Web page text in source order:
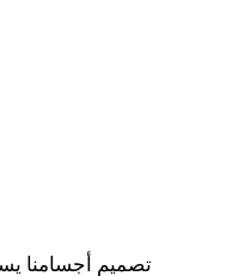
تصميم أجسامنا